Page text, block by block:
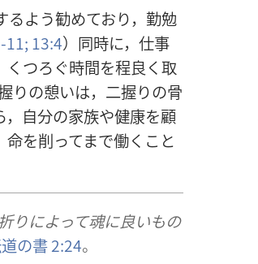
るよう勧めており，勤勉
11; 13:4）同時に，仕事
つろぐ時間を程良く取
りの憩いは，二握りの骨
自分の家族や健康を顧
を削ってまで働くこと
りによって魂に良いもの
の書 2:24。